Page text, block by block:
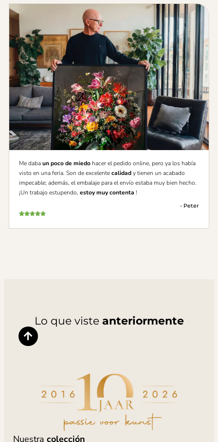
Me dabaun poco de miedo hacer el pedido online, pero ya los había
visto en una feria. Son de excelentecalidady tienen un acabado
impecable; además, el embalaje para el envío estaba muy bien hecho.
¡Un trabajo estupendo, estoy muy contenta !
- Peter
Lo que viste anteriormente
Nuestra colección